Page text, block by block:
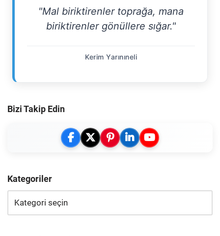
"Mal biriktirenler toprağa, mana
biriktirenler gönüllere sığar."
Kerim Yarınıneli
Bizi Takip Edin
Kategoriler